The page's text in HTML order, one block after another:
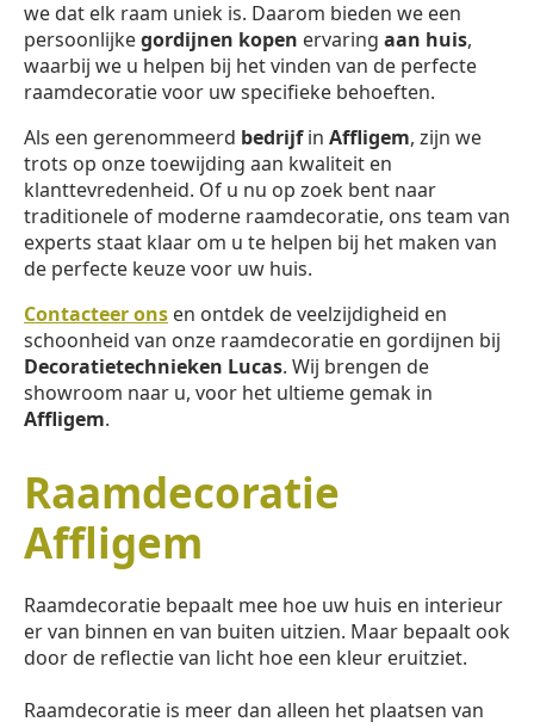
we dat elk raam uniek is. Daarom bieden we een
persoonlijkegordijnen kopen ervaring aan huis,
waarbij we u helpen bij het vinden van de perfecte
raamdecoratie voor uw specifieke behoeften.
Als een gerenommeerd bedrijfin Affligem, zijn we
trots op onze toewijding aan kwaliteit en
klanttevredenheid. Of u nu op zoek bent naar
traditionele of moderne raamdecoratie, ons team van
experts staat klaar om u te helpen bij het maken van
de perfecte keuze voor uw huis.
Contacteer ons en ontdek de veelzijdigheid en
schoonheid van onze raamdecoratie en gordijnen bij
Decoratietechnieken Lucas. Wij brengen de
showroom naar u, voor het ultieme gemak in
Affligem.
Raamdecoratie
Affligem
Raamdecoratie bepaalt mee hoe uw huis en interieur
er van binnen en van buiten uitzien. Maar bepaalt ook
door de reflectie van licht hoe een kleur eruitziet.
Raamdecoratie is meer dan alleen het plaatsen van